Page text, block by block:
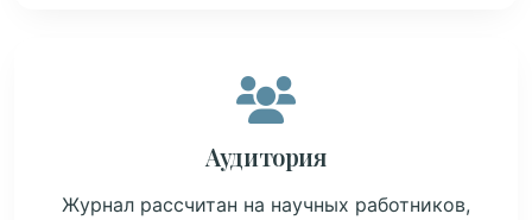
Аудитория
Журнал рассчитан на научных работников,